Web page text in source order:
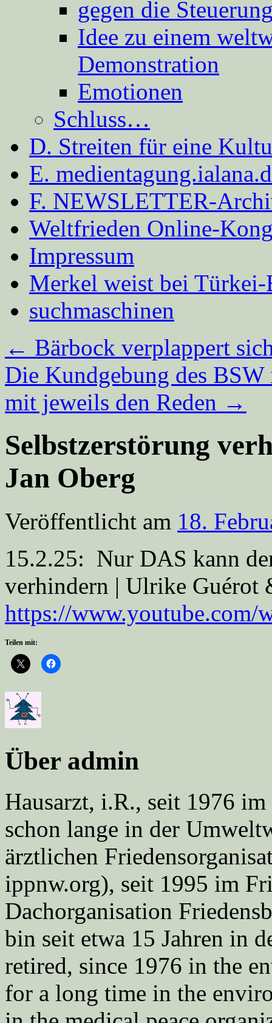
gegen die
Idee zu einem
Demonstration
Emotionen
Schluss…
D. Streiten für eine
E.
F. NEWSLETTER-
Weltfrieden Online-
Impressum
Merkel weist bei
suchmaschinen
← Bärbock verplappert
Die Kundgebung des
mit jeweils den Reden →
Selbstzerstörung
Jan Oberg
Veröffentlicht am 18.
15.2.25: Nur DAS kann
verhindern | Ulrike Guérot
https://www.youtube.com/
Teilen mit:
Über admin
Hausarzt, i.R., seit 1976
schon lange in der
ärztlichen
ippnw.org), seit 1995 im
Dachorganisation
bin seit etwa 15 Jahren in
retired, since 1976 in the
for a long time in the